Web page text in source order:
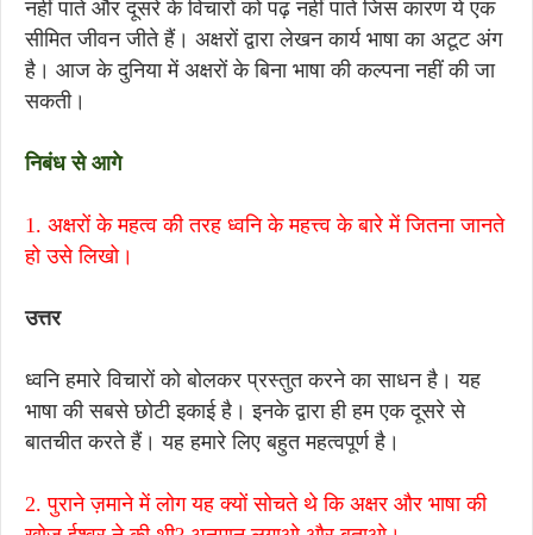
नहीं पाते और दूसरे के विचारों को पढ़ नहीं पाते जिस कारण ये एक
सीमित जीवन जीते हैं। अक्षरों द्वारा लेखन कार्य भाषा का अटूट अंग
है। आज के दुनिया में अक्षरों के बिना भाषा की कल्पना नहीं की जा
सकती।
निबंध से आगे
1. अक्षरों के महत्व की तरह ध्वनि के महत्त्व के बारे में जितना जानते
हो उसे लिखो।
उत्तर
ध्वनि हमारे विचारों को बोलकर प्रस्तुत करने का साधन है। यह
भाषा की सबसे छोटी इकाई है। इनके द्वारा ही हम एक दूसरे से
बातचीत करते हैं। यह हमारे लिए बहुत महत्वपूर्ण है।
2. पुराने ज़माने में लोग यह क्यों सोचते थे कि अक्षर और भाषा की